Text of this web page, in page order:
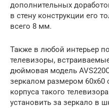
дополнительных
в стену конструкции его
всего 8 мм.
Также в любой интерьер
телевизоры,
дюймовая модель
зеркалом размером
корпуса такого
установить за зеркало в